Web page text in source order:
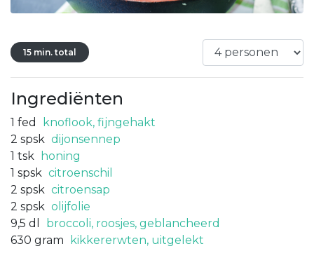
15 min. total
Ingrediënten
1 fed
knoflook, fijngehakt
2 spsk dijonsennep
1 tsk
honing
1 spsk citroenschil
2 spsk citroensap
2 spsk olijfolie
9,5 dl
broccoli, roosjes, geblancheerd
630 gram kikkererwten, uitgelekt